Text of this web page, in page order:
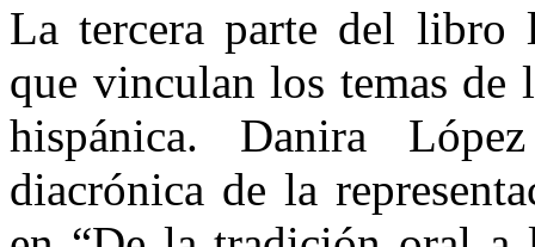
La tercera parte del libro
que vinculan los temas
hispánica. Danira
diacrónica de la